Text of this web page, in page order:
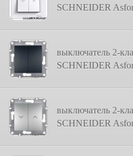
SCHNEIDER
выключатель 2-
SCHNEIDER
выключатель 2-
SCHNEIDER